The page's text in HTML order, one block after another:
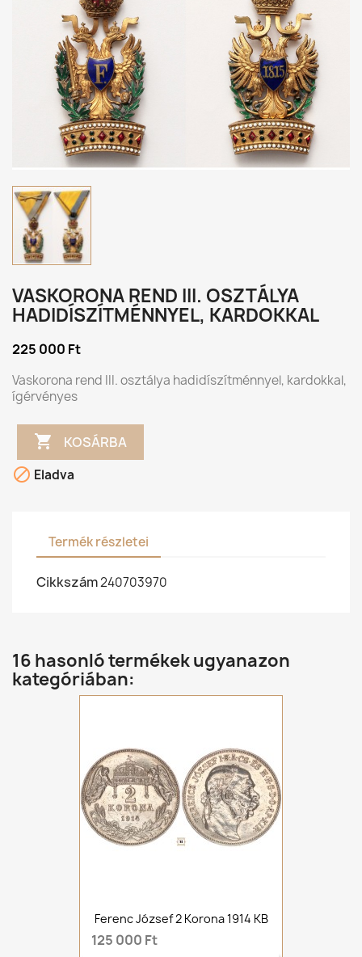
VASKORONA REND III. OSZTÁLYA
HADIDÍSZÍTMÉNNYEL, KARDOKKAL
225 000 Ft
Vaskorona rend III. osztálya hadidíszítménnyel, kardokkal,
ígérvényes
 KOSÁRBA
 Eladva
Termék részletei
Cikkszám240703970
16 hasonló termékek ugyanazon
kategóriában:
Ferenc József 2 Korona 1914 KB
125 000 Ft